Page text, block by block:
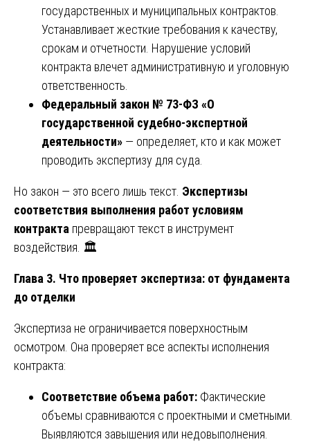
государственных и муниципальных контрактов.
Устанавливает жесткие требования к качеству,
срокам и отчетности. Нарушение условий
контракта влечет административную и уголовную
ответственность.
Федеральный закон № 73-ФЗ «О
государственной судебно-экспертной
деятельности» — определяет, кто и как может
проводить экспертизу для суда.
Но закон — это всего лишь текст. Экспертизы
соответствия выполнения работ условиям
контракта превращают текст в инструмент
воздействия. 🏛️
Глава 3. Что проверяет экспертиза: от фундамента
до отделки
Экспертиза не ограничивается поверхностным
осмотром. Она проверяет все аспекты исполнения
контракта:
Соответствие объема работ: Фактические
объемы сравниваются с проектными и сметными.
Выявляются завышения или недовыполнения.